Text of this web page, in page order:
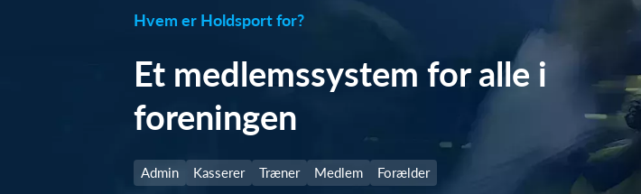
Hvem er Holdsport for?
Et medlemssystem for alle i
foreningen
Admin Kasserer Træner Medlem Forælder